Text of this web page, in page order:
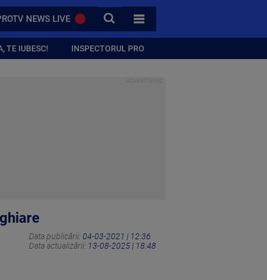
NEWS LIVE CAUTA
TOATE CATEGORIILE
TE IUBESC! INSPECTORUL PRO
Data publicării: 04-03-2021 | 12:36
Data actualizării: 13-08-2025 | 18:48